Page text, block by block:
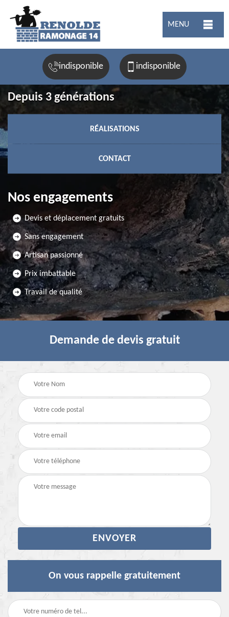
MENU
indisponible indisponible
Depuis 3 générations
RÉALISATIONS
CONTACT
Nos engagements
Devis et déplacement gratuits
Sans engagement
Artisan passionné
Prix imbattable
Travail de qualité
Demande de devis gratuit
On vous rappelle gratuitement